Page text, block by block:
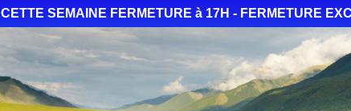
CETTE SEMAINE FERMETURE à 17H - FERMETURE